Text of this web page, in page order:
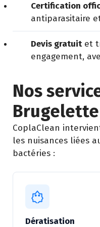
Certification
antiparasitaire
Devis gratuitet
engagement,
Nos
Brugelette
CoplaClean
les nuisances liées
bactéries :
Dératisation